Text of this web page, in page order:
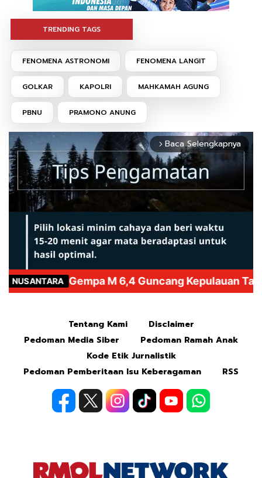
TRENDING TAGS
FENOMENA ASTRONOMI FENOMENA LANGIT
GOLKAR KAPOLRI MAHKAMAH AGUNG
PBNU PRAMONO ANUNG
arrow_forward_ios Baca Selengkapnya
Tentang Kami
Disclaimer
Pedoman Media Siber
Pedoman Ramah Anak
Kode Etik Jurnalistik
Pedoman Pemberitaan Isu Keberagaman
RSS